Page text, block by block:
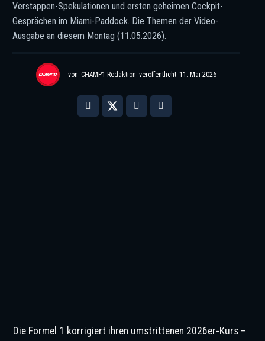
Verstappen-Spekulationen und ersten geheimen Cockpit-
Gesprächen im Miami-Paddock. Die Themen der Video-
Ausgabe an diesem Montag (11.05.2026).
von CHAMP1 Redaktion veröffentlicht 11. Mai 2026
Die Formel 1 korrigiert ihren umstrittenen 2026er-Kurs –